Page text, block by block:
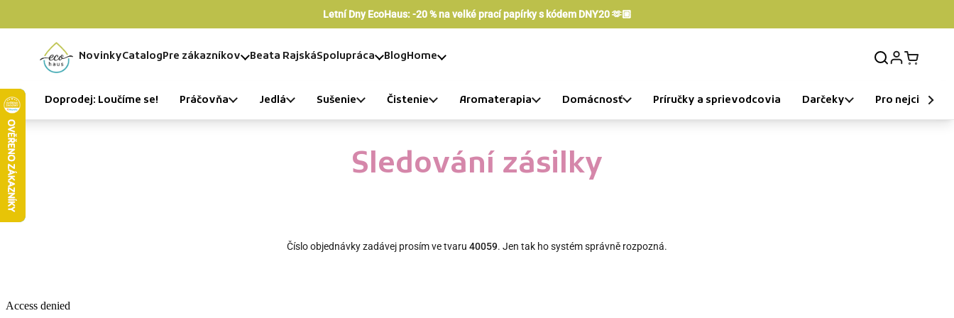
Letní Dny EcoHaus: -20 % na velké prací papírky s kódem DNY20 🫶🏼
Home
NovinkyCatalogPre zákazníkov Beata RajskáSpolupráca BlogHome LoginOpen
Doprodej: Loučíme se! Práčovňa Jedlá Sušenie Čistenie Aromaterapia Domácnosť Príručky a sprievodcovia Darčeky Pro nejcitlivější
Sledování zásilky
Číslo objednávky zadávej prosím ve tvaru 40059. Jen tak ho systém správně rozpozná.